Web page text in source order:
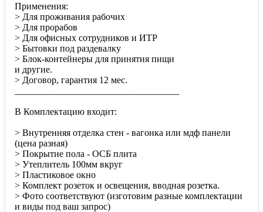
Применения:
> Для проживания рабочих
> Для прорабов
> Для офисных сотрудников и ИТР
> Бытовки под раздевалку
> Блок-контейнеры для принятия пищи
и другие.
> Договор, гарантия 12 мес.
В Комплектацию входит:
> Внутренняя отделка стен - вагонка или мдф панели
(цена разная)
> Покрытие пола - ОСБ плита
> Утеплитель 100мм вкруг
> Пластиковое окно
> Комплект розеток и освещения, вводная розетка.
> Фото соответствуют (изготовим разные комплектации
и виды под ваш запрос)